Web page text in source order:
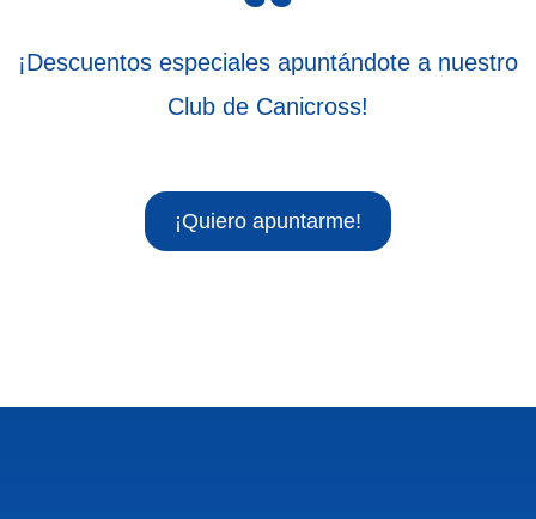
¡Descuentos especiales apuntándote a nuestro
Club de Canicross!
¡Quiero apuntarme!